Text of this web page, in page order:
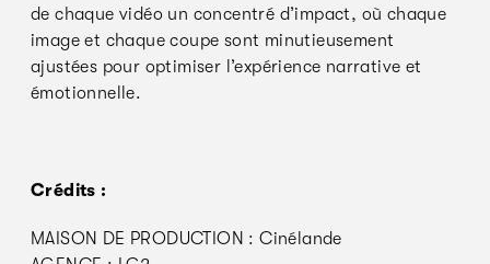
de chaque vidéo un concentré d’impact, où chaque
image et chaque coupe sont minutieusement
ajustées pour optimiser l’expérience narrative et
émotionnelle.
Crédits :
MAISON DE PRODUCTION : Cinélande